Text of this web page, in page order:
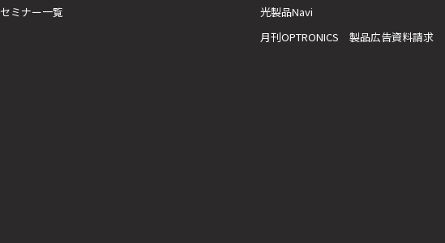
セミナー一覧
光製品Navi
月刊OPTRONICS 製品広告資料請求